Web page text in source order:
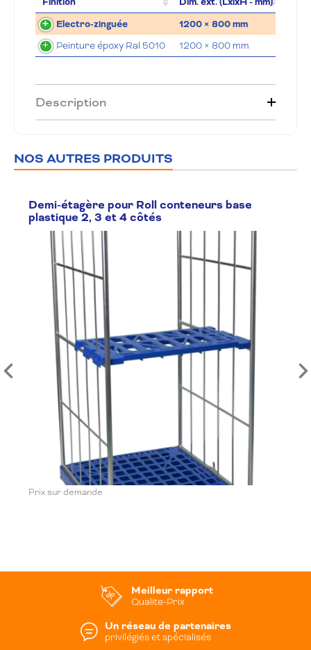
Electro-zinguée
1200 × 800 mm
Peinture époxy Ral 5010 1200 × 800 mm
Description
NOS AUTRES PRODUITS
Demi-étagère pour Roll conteneurs base
plastique 2, 3 et 4 côtés
Prix sur demande
Meilleur rapport
Qualite-Prix
Un réseau de partenaires
privilégiés et spécialisés